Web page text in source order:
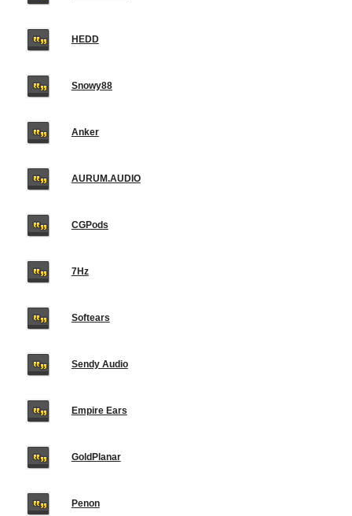
HEDD
Snowy88
Anker
AURUM.AUDIO
CGPods
7Hz
Softears
Sendy Audio
Empire Ears
GoldPlanar
Penon